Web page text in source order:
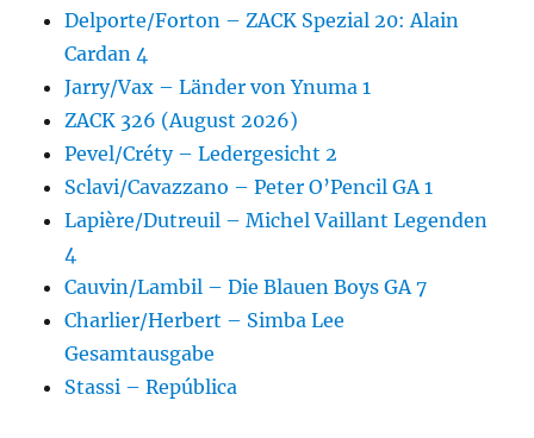
Delporte/Forton – ZACK Spezial 20: Alain
Cardan 4
Jarry/Vax – Länder von Ynuma 1
ZACK 326 (August 2026)
Pevel/Créty – Ledergesicht 2
Sclavi/Cavazzano – Peter O’Pencil GA 1
Lapière/Dutreuil – Michel Vaillant Legenden
4
Cauvin/Lambil – Die Blauen Boys GA 7
Charlier/Herbert – Simba Lee
Gesamtausgabe
Stassi – República